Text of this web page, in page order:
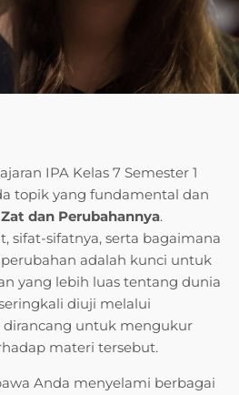
IPA Kelas 7 Semester 1
topik yang fundamental dan
Zat dan Perubahannya.
sifat-sifatnya, serta bagaimana
adalah kunci untuk
yang lebih luas tentang dunia
diuji melalui
dirancang untuk mengukur
materi tersebut.
Anda menyelami berbagai